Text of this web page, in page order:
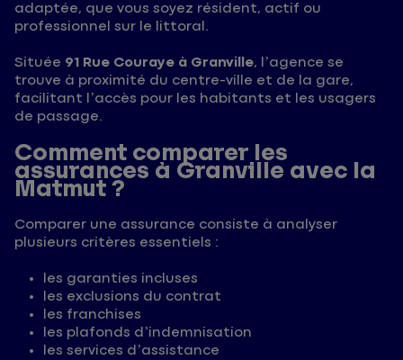
adaptée, que vous soyez résident, actif ou
professionnel sur le littoral.
Située 91 Rue Couraye à Granville, l’agence se
trouve à proximité du centre-ville et de la gare,
facilitant l’accès pour les habitants et les usagers
de passage.
Comment comparer les
assurances à Granville avec la
Matmut ?
Comparer une assurance consiste à analyser
plusieurs critères essentiels :
les garanties incluses
les exclusions du contrat
les franchises
les plafonds d’indemnisation
les services d’assistance